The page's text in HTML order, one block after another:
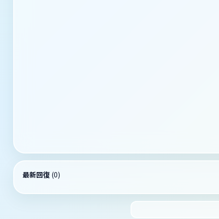
最新回復 (0)